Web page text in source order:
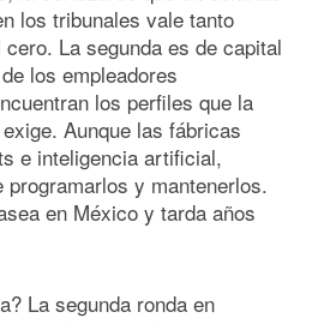
los tribunales vale tanto
La segunda es de capital
los empleadores
los perfiles que la
Aunque las fábricas
e inteligencia artificial,
programarlos y mantenerlos.
en México y tarda años
La segunda ronda en